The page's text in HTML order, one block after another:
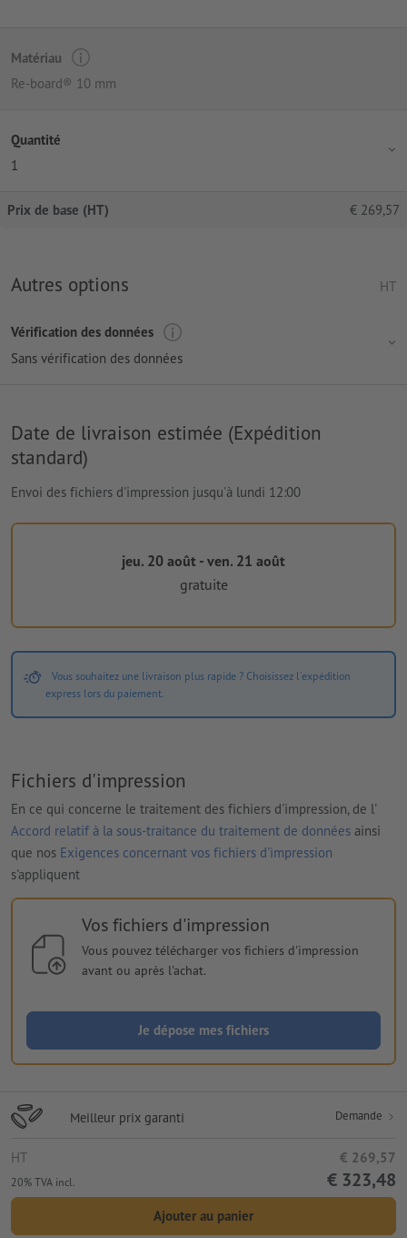
Matériau
Re-board® 10 mm
Quantité
1
Prix de base (HT) € 269,57
Autres options HT
Vérification des données
Sans vérification des données
Date de livraison estimée (Expédition
standard)
Envoi des fichiers d'impression jusqu'à lundi 12:00
jeu. 20 août - ven. 21 août
gratuite
Vous souhaitez une livraison plus rapide ? Choisissez l'expédition
express lors du paiement.
Fichiers d'impression
En ce qui concerne le traitement des fichiers d'impression, de l'
Accord relatif à la sous-traitance du traitement de données ainsi
que nos Exigences concernant vos fichiers d'impression
s'appliquent
Vos fichiers d'impression
Vous pouvez télécharger vos fichiers d'impression
avant ou après l'achat.
Je dépose mes fichiers
Meilleur prix garanti Demande
HT € 269,57
20% TVA incl. € 323,48
Ajouter au panier